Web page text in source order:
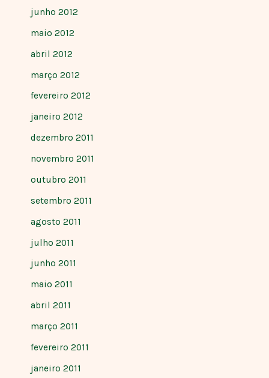
junho 2012
maio 2012
abril 2012
março 2012
fevereiro 2012
janeiro 2012
dezembro 2011
novembro 2011
outubro 2011
setembro 2011
agosto 2011
julho 2011
junho 2011
maio 2011
abril 2011
março 2011
fevereiro 2011
janeiro 2011